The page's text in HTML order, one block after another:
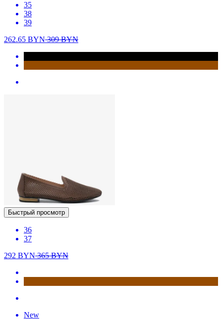
35
38
39
262.65 BYN309BYN
Быстрый просмотр
36
37
292 BYN365BYN
New